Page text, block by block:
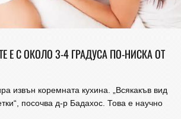
Е С ОКОЛО 3-4 ГРАДУСА ПО-НИСКА ОТ
извън коремната кухина. „Всякакъв вид
посочва д-р Бадахос. Това е научно